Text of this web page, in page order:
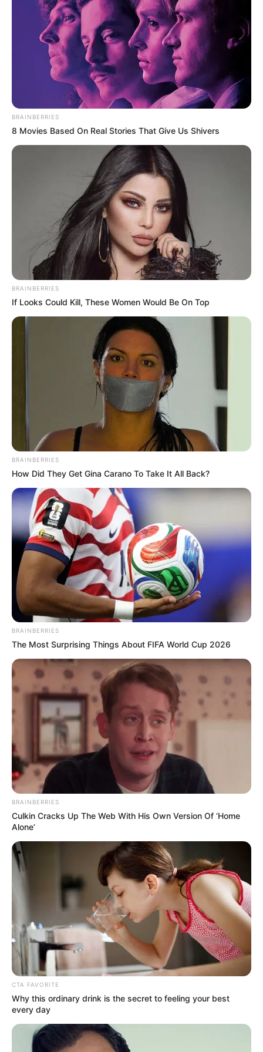
Magyar Péter a Parlamentben tartott
sajtótájékoztatóján bejelentette, hogy az európai
országgyűlési képviselői mandátum
összeférhetetlen, ezért mielőtt átvenné a magyar
parlamenti mandátumát, megszünteti európai
parlamenti megbízatását – olvasható a
Mandineren.
Egy európai parlamenti képviselő mandátuma a
következő okokból szűnhet meg:
lemondás (a képviselő önkéntes döntése);
halál;
BRAINBERRIES
8 Movies Based On Real Stories That Give Us Shivers
BRAINBERRIES
If Looks Could Kill, These Women Would Be On Top
BRAINBERRIES
How Did They Get Gina Carano To Take It All Back?
BRAINBERRIES
The Most Surprising Things About FIFA World Cup 2026
BRAINBERRIES
Culkin Cracks Up The Web With His Own Version Of ‘Home
Alone’
CTA FAVORITE
Why this ordinary drink is the secret to feeling your best
every day